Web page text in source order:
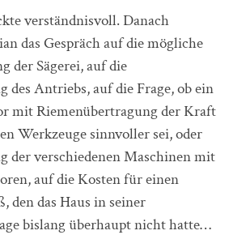
verständnisvoll. Danach
das Gespräch auf die mögliche
der Sägerei, auf die
des Antriebs, auf die Frage, ob ein
mit Riemenübertragung der Kraft
Werkzeuge sinnvoller sei, oder
der verschiedenen Maschinen mit
auf die Kosten für einen
den das Haus in seiner
bislang überhaupt nicht hatte…